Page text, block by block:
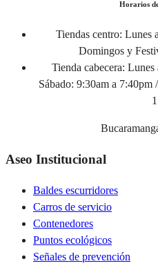
Horarios
Tiendas centro: Lunes
Domingos y
Tienda cabecera: Lunes
Sábado: 9:30am a
Aseo Institucional
Baldes escurridores
Carros de servicio
Contenedores
Puntos ecológicos
Señales de prevención